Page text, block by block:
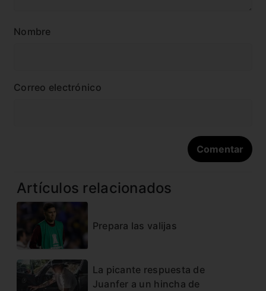
Nombre
Correo electrónico
Artículos relacionados
Prepara las valijas
La picante respuesta de
Juanfer a un hincha de